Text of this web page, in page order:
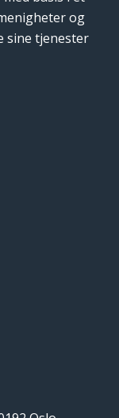
og
sine tjenester